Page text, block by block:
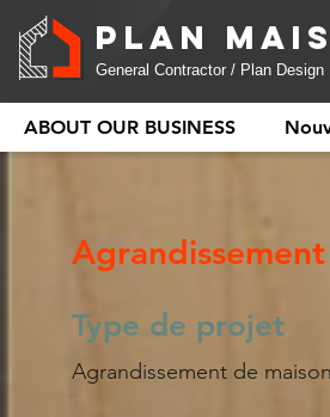
PLAN
General Contractor / Plan Design
ABOUT OUR BUSINESS
Type de projet
Agrandissement de maison